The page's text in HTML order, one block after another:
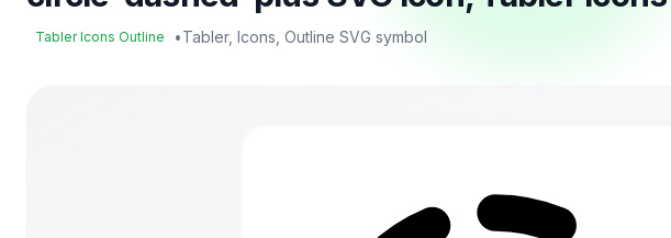
Tabler Icons Outline •Tabler, Icons, Outline SVG symbol